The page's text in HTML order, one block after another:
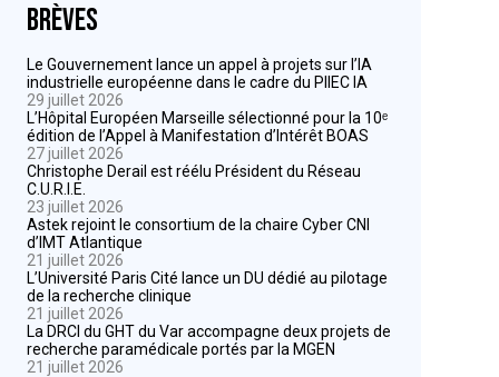
Brèves
Le Gouvernement lance un appel à projets sur l’IA
industrielle européenne dans le cadre du PIIEC IA
29 juillet 2026
L’Hôpital Européen Marseille sélectionné pour la 10ᵉ
édition de l’Appel à Manifestation d’Intérêt BOAS
27 juillet 2026
Christophe Derail est réélu Président du Réseau
C.U.R.I.E.
23 juillet 2026
Astek rejoint le consortium de la chaire Cyber CNI
d’IMT Atlantique
21 juillet 2026
L’Université Paris Cité lance un DU dédié au pilotage
de la recherche clinique
21 juillet 2026
La DRCI du GHT du Var accompagne deux projets de
recherche paramédicale portés par la MGEN
21 juillet 2026